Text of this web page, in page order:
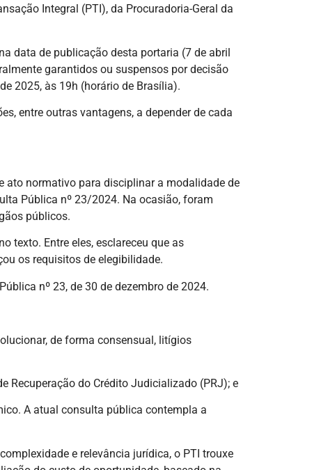
Integral (PTI), da Procuradoria-Geral da
data de publicação desta portaria (7 de abril
garantidos ou suspensos por decisão
2025, às 19h (horário de Brasília).
entre outras vantagens, a depender de cada
ato normativo para disciplinar a modalidade de
Pública nº 23/2024. Na ocasião, foram
públicos.
texto. Entre eles, esclareceu que as
os requisitos de elegibilidade.
nº 23, de 30 de dezembro de 2024.
de forma consensual, litígios
Recuperação do Crédito Judicializado (PRJ); e
A atual consulta pública contempla a
e relevância jurídica, o PTI trouxe